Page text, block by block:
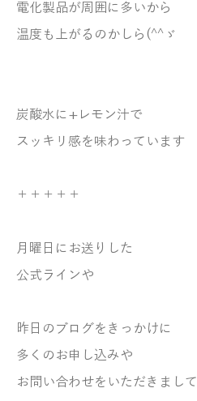
電化製品が周囲に多いから
温度も上がるのかしら(^^ゞ
炭酸水に+レモン汁で
スッキリ感を味わっています
＋＋＋＋＋
月曜日にお送りした
公式ラインや
昨日のブログをきっかけに
多くのお申し込みや
お問い合わせをいただきまして